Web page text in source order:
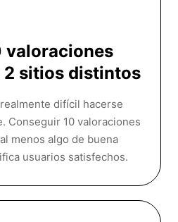
valoraciones
2 sitios distintos
difícil hacerse
Conseguir 10 valoraciones
menos algo de buena
usuarios satisfechos.